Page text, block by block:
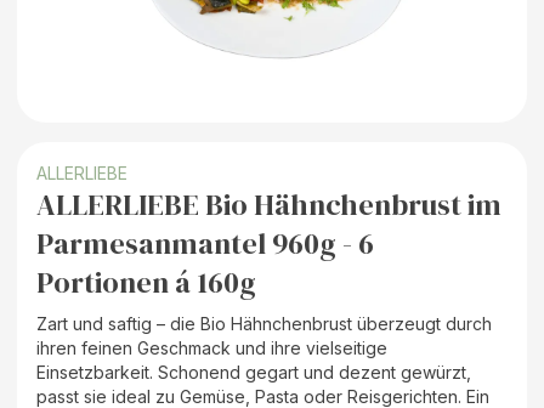
ALLERLIEBE
ALLERLIEBE Bio Hähnchenbrust im
Parmesanmantel 960g - 6
Portionen á 160g
Zart und saftig – die Bio Hähnchenbrust überzeugt durch
ihren feinen Geschmack und ihre vielseitige
Einsetzbarkeit. Schonend gegart und dezent gewürzt,
passt sie ideal zu Gemüse, Pasta oder Reisgerichten. Ein